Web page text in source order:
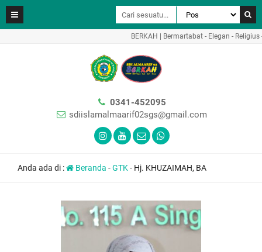
BERKAH | Bermartabat - Elegan -
0341-452095
sdiislamalmaarif02sgs@gmail.com
Anda ada di : Beranda -GTK- Hj. KHUZAIMAH, BA